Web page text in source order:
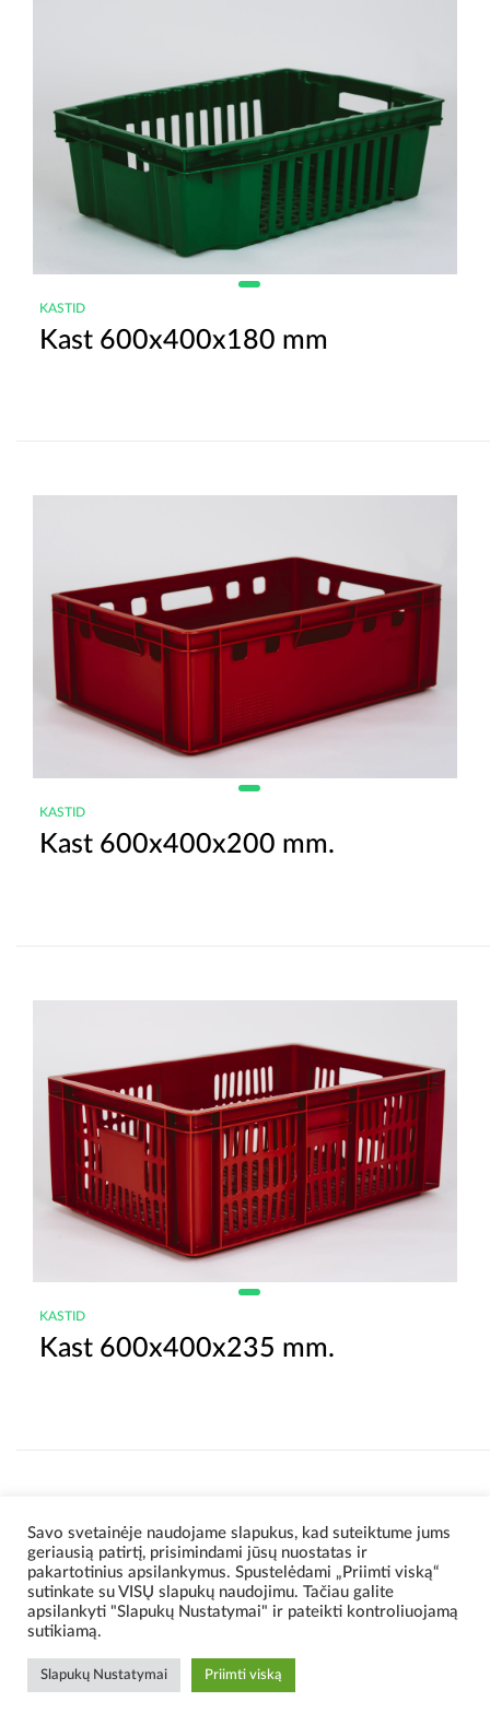
KASTID
Kast 600x400x180 mm
KASTID
Kast 600x400x200 mm.
KASTID
Kast 600x400x235 mm.
Savo svetainėje naudojame slapukus, kad suteiktume jums
geriausią patirtį, prisimindami jūsų nuostatas ir
pakartotinius apsilankymus. Spustelėdami „Priimti viską“
sutinkate su VISŲ slapukų naudojimu. Tačiau galite
apsilankyti "Slapukų Nustatymai" ir pateikti kontroliuojamą
sutikiamą.
Slapukų Nustatymai Priimti viską